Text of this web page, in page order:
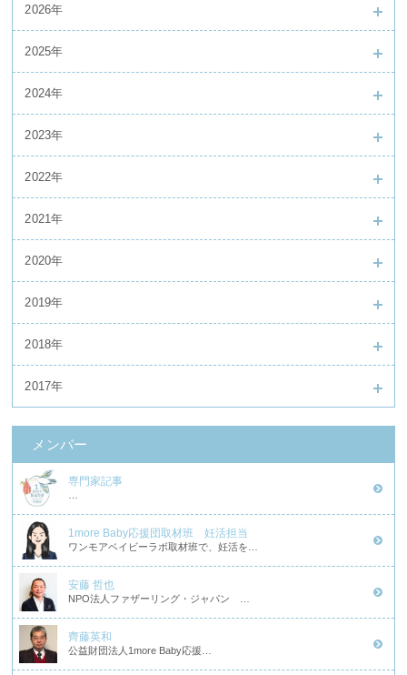
2026年
2025年
2024年
2023年
2022年
2021年
2020年
2019年
2018年
2017年
メンバー
専門家記事
1more Baby応援団取材班 妊活担当
ワンモアベイビーラボ取材班で、妊活を…
安藤 哲也
NPO法人ファザーリング・ジャパン …
齊藤英和
公益財団法人1more Baby応援…